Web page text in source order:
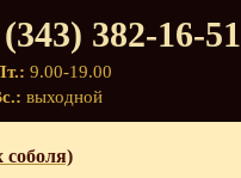
382-16-51
9.00-19.00
выходной